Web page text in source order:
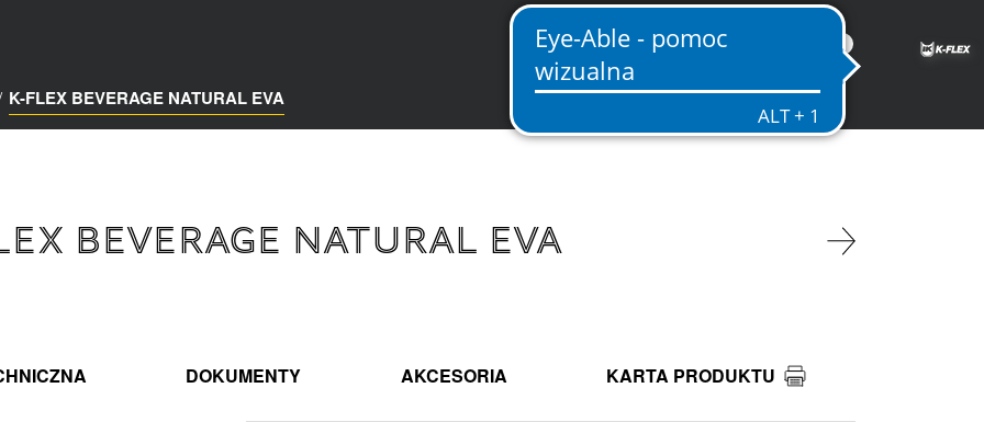
PL
K-FLEX BEVERAGE NATURAL EVA
BEVERAGE NATURAL EVA
DOKUMENTY AKCESORIA KARTA PRODUKTU